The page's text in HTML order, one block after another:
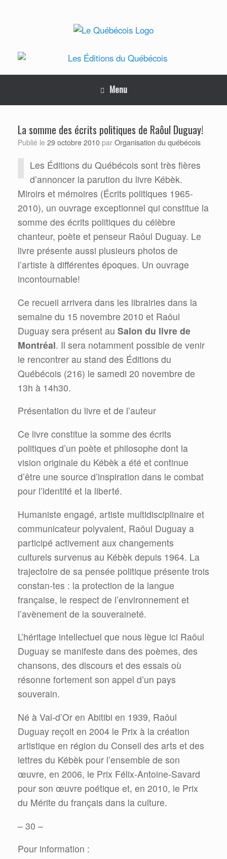
Menu
La somme des écrits politiques de Raôul Duguay!
Publié le 29 octobre 2010 par Organisation du québécois
Les Éditions du Québécois sont très fières
d’annoncer la parution du livre Kébèk.
Miroirs et mémoires (Écrits politiques 1965-
2010), un ouvrage exceptionnel qui constitue la
somme des écrits politiques du célèbre
chanteur, poète et penseur Raôul Duguay. Le
livre présente aussi plusieurs photos de
l’artiste à différentes époques. Un ouvrage
incontournable!
Ce recueil arrivera dans les librairies dans la
semaine du 15 novembre 2010 et Raôul
Duguay sera présent au Salon du livre de
Montréal. Il sera notamment possible de venir
le rencontrer au stand des Éditions du
Québécois (216) le samedi 20 novembre de
13h à 14h30.
Présentation du livre et de l’auteur
Ce livre constitue la somme des écrits
politiques d’un poète et philosophe dont la
vision originale du Kébèk a été et continue
d’être une source d’inspiration dans le combat
pour l’identité et la liberté.
Humaniste engagé, artiste multidisciplinaire et
communicateur polyvalent, Raôul Duguay a
participé activement aux changements
culturels survenus au Kébèk depuis 1964. La
trajectoire de sa pensée politique présente trois
constan-tes : la protection de la langue
française, le respect de l’environnement et
l’avènement de la souveraineté.
L’héritage intellectuel que nous lègue ici Raôul
Duguay se manifeste dans des poèmes, des
chansons, des discours et des essais où
résonne fortement son appel d’un pays
souverain.
Né à Val-d’Or en Abitibi en 1939, Raôul
Duguay reçoit en 2004 le Prix à la création
artistique en région du Conseil des arts et des
lettres du Kébèk pour l’ensemble de son
œuvre, en 2006, le Prix Félix-Antoine-Savard
pour son œuvre poétique et, en 2010, le Prix
du Mérite du français dans la culture.
– 30 –
Pour information :